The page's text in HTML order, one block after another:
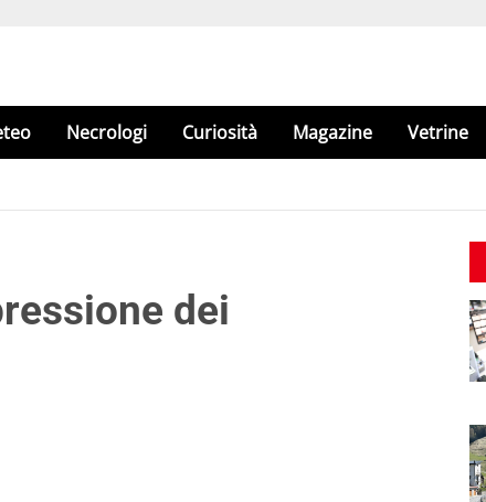
Necrologi Curiosità Magazine Vetrine
dei